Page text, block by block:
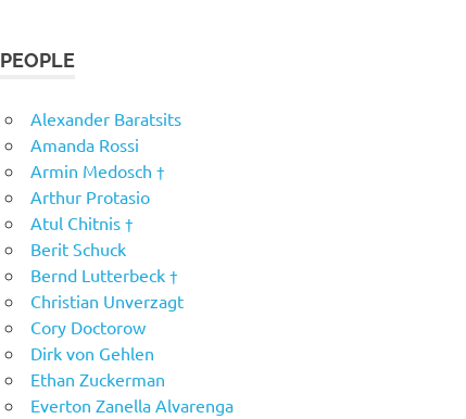
PEOPLE
Alexander Baratsits
Amanda Rossi
Armin Medosch †
Arthur Protasio
Atul Chitnis †
Berit Schuck
Bernd Lutterbeck †
Christian Unverzagt
Cory Doctorow
Dirk von Gehlen
Ethan Zuckerman
Everton Zanella Alvarenga